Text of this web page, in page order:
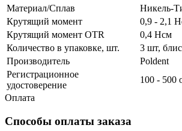
Материал/Сплав
Никель-
Крутящий момент
0,9 - 2,1
Крутящий момент OTR
0,4 Нсм
Количество в упаковке, шт.
3 шт,
Производитель
Poldent
Регистрационное
удостоверение
100 - 500
Оплата
Способы оплаты заказа